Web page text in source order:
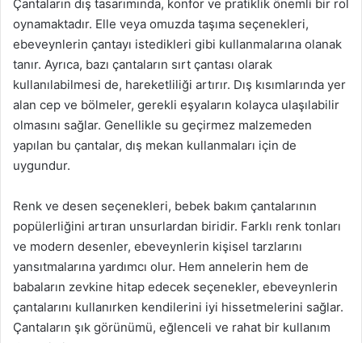
Çantaların dış tasarımında, konfor ve pratiklik önemli bir rol
oynamaktadır. Elle veya omuzda taşıma seçenekleri,
ebeveynlerin çantayı istedikleri gibi kullanmalarına olanak
tanır. Ayrıca, bazı çantaların sırt çantası olarak
kullanılabilmesi de, hareketliliği artırır. Dış kısımlarında yer
alan cep ve bölmeler, gerekli eşyaların kolayca ulaşılabilir
olmasını sağlar. Genellikle su geçirmez malzemeden
yapılan bu çantalar, dış mekan kullanmaları için de
uygundur.
Renk ve desen seçenekleri, bebek bakım çantalarının
popülerliğini artıran unsurlardan biridir. Farklı renk tonları
ve modern desenler, ebeveynlerin kişisel tarzlarını
yansıtmalarına yardımcı olur. Hem annelerin hem de
babaların zevkine hitap edecek seçenekler, ebeveynlerin
çantalarını kullanırken kendilerini iyi hissetmelerini sağlar.
Çantaların şık görünümü, eğlenceli ve rahat bir kullanım